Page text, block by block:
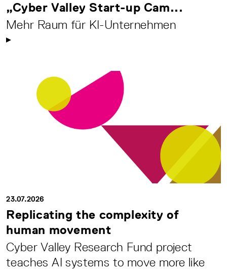
„Cyber Valley Start-up Cam...
Mehr Raum für KI-Unternehmen
23.07.2026
Replicating the complexity of
human movement
Cyber Valley Research Fund project
teaches AI systems to move more like